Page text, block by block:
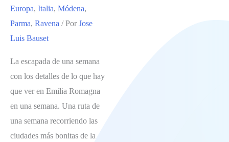
ROMA.
COMIDA
TRADICIONAL
LA
Europa, Italia, Módena,
Parma, Ravena / Por Jose
Luis Bauset
La escapada de una semana
con los detalles de lo que hay
que ver en Emilia Romagna
en una semana. Una ruta de
una semana recorriendo las
ciudades más bonitas de la